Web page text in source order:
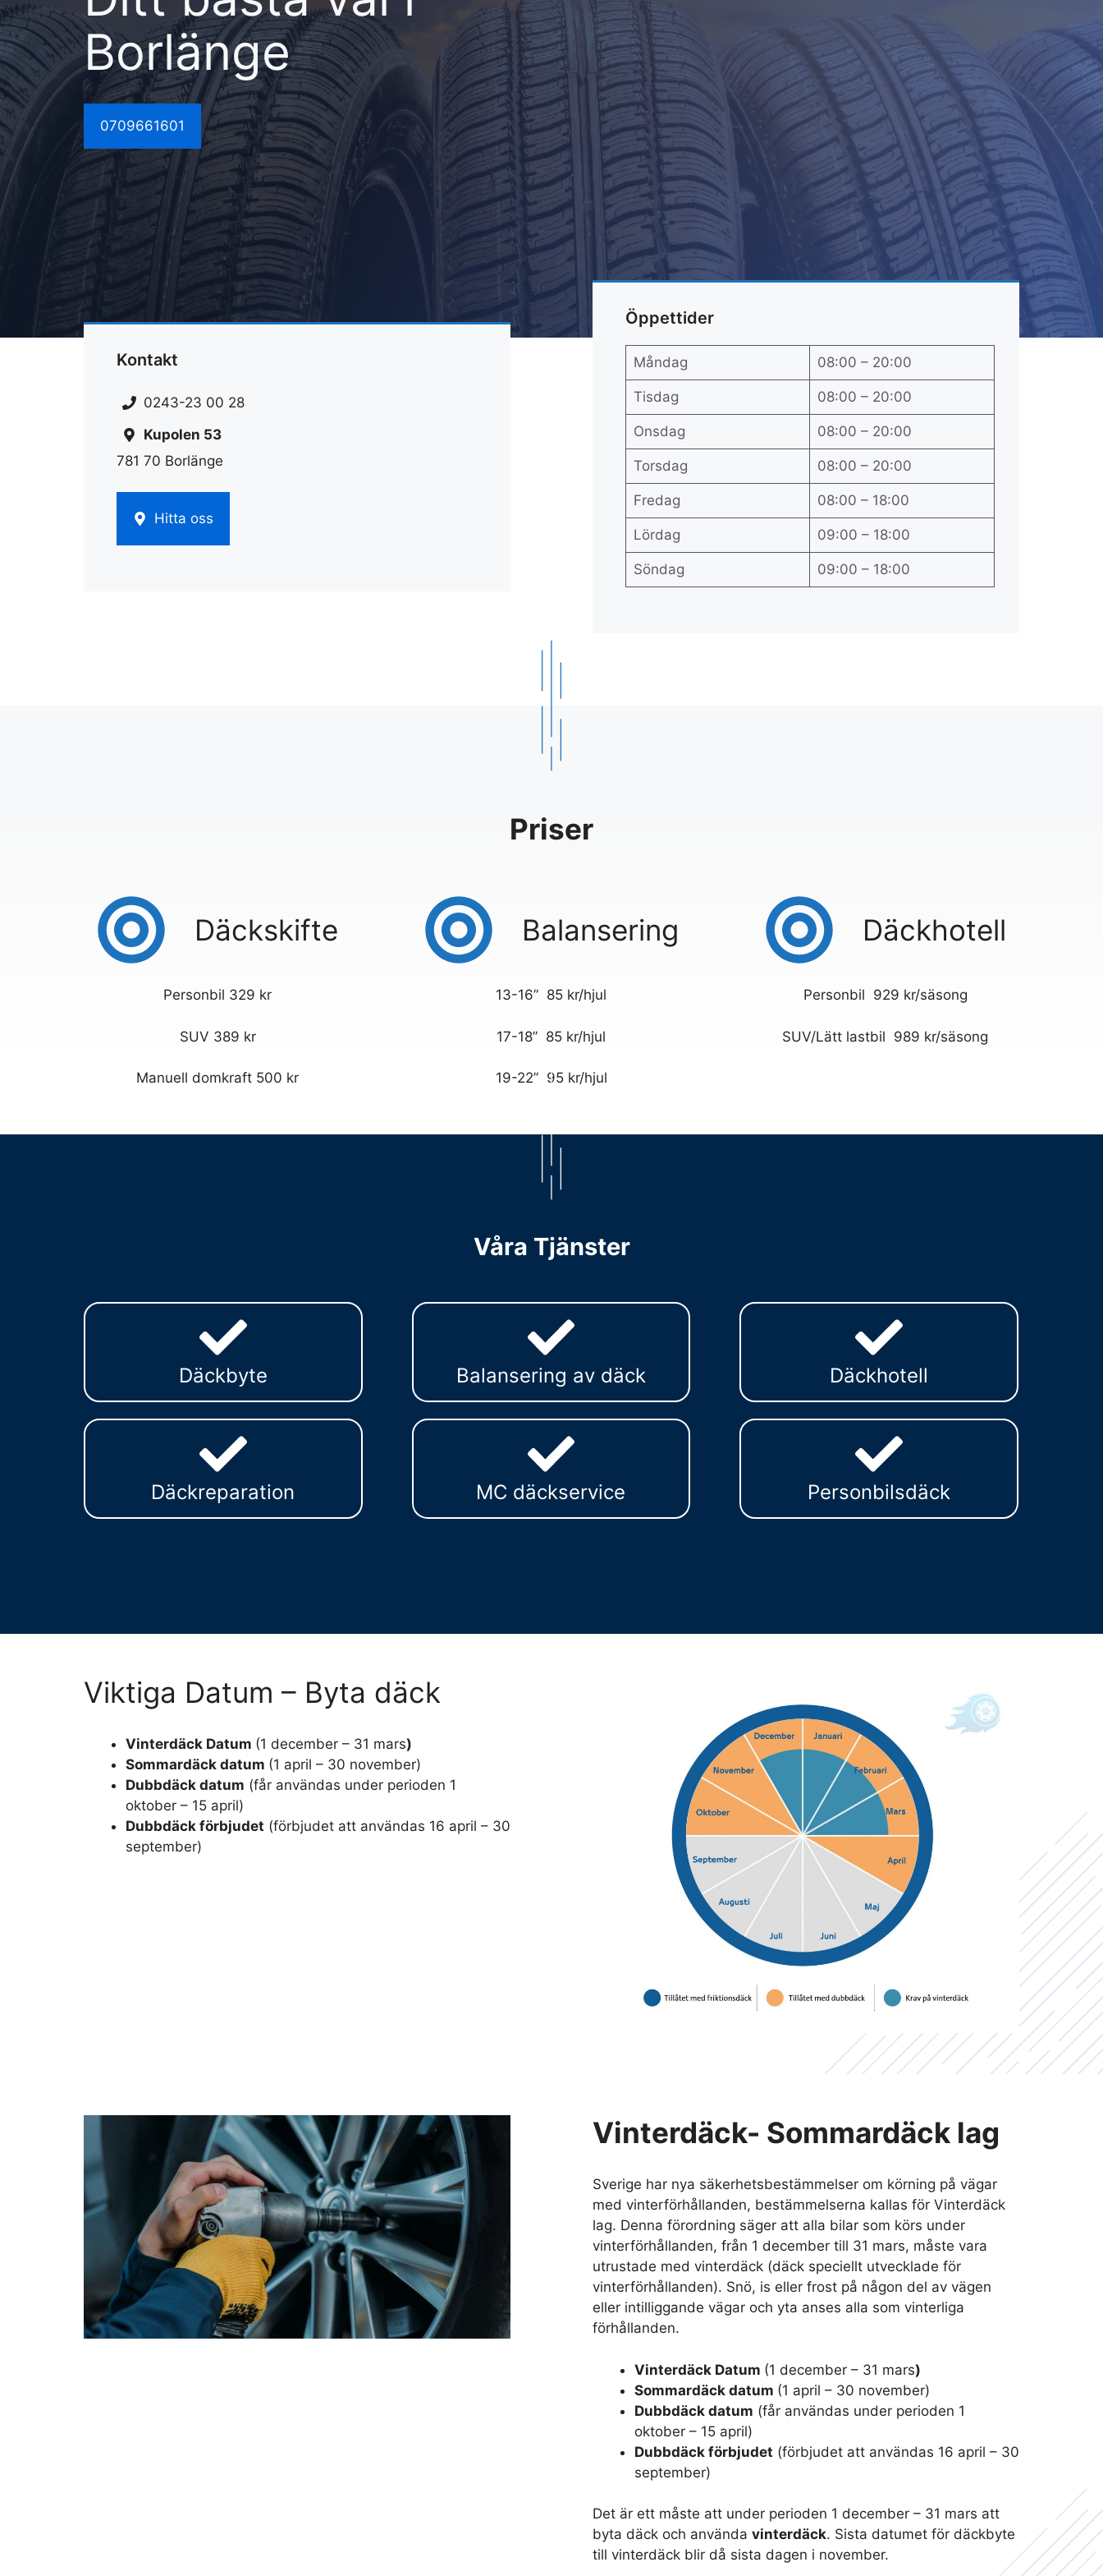
Borlänge
0709661601
Kontakt
0243-23 00 28
Kupolen 53
781 70 Borlänge
Hitta oss
Öppettider
Måndag 08:00 – 20:00
Tisdag 08:00 – 20:00
Onsdag 08:00 – 20:00
Torsdag 08:00 – 20:00
Fredag 08:00 – 18:00
Lördag 09:00 – 18:00
Söndag 09:00 – 18:00
Priser
Däckskifte
Personbil 329 kr
SUV 389 kr
Manuell domkraft 500 kr
Balansering
13-16” 85 kr/hjul
17-18” 85 kr/hjul
19-22” 95 kr/hjul
Däckhotell
Personbil 929 kr/säsong
SUV/Lätt lastbil 989 kr/säsong
Våra Tjänster
Däckbyte Balansering av däck Däckhotell
Däckreparation MC däckservice Personbilsdäck
Viktiga Datum – Byta däck
Vinterdäck Datum (1 december – 31 mars)
Sommardäck datum (1 april – 30 november)
Dubbdäck datum (får användas under perioden 1
oktober – 15 april)
Dubbdäck förbjudet (förbjudet att användas 16 april – 30
september)
Vinterdäck- Sommardäck lag
Sverige har nya säkerhetsbestämmelser om körning på vägar
med vinterförhållanden, bestämmelserna kallas för Vinterdäck
lag. Denna förordning säger att alla bilar som körs under
vinterförhållanden, från 1 december till 31 mars, måste vara
utrustade med vinterdäck (däck speciellt utvecklade för
vinterförhållanden). Snö, is eller frost på någon del av vägen
eller intilliggande vägar och yta anses alla som vinterliga
förhållanden.
Vinterdäck Datum (1 december – 31 mars)
Sommardäck datum (1 april – 30 november)
Dubbdäck datum (får användas under perioden 1
oktober – 15 april)
Dubbdäck förbjudet (förbjudet att användas 16 april – 30
september)
Det är ett måste att under perioden 1 december – 31 mars att
byta däck och använda vinterdäck. Sista datumet för däckbyte
till vinterdäck blir då sista dagen i november.